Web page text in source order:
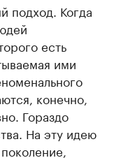
подход. Когда
есть
ими
конечно,
Гораздо
На эту идею